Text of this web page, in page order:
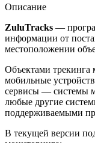
Описание
ZuluTracks —
информации от
местоположении
Объектами трекинга
мобильные
сервисы — системы
любые другие
поддерживаемыми
В текущей версии